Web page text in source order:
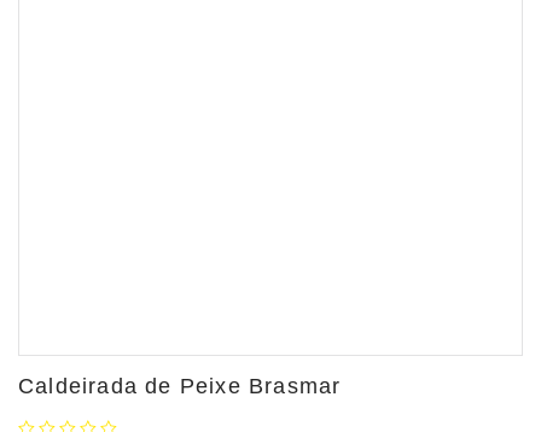
Caldeirada de Peixe Brasmar